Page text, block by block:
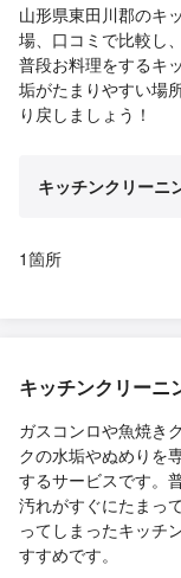
山形県東田川郡のキ
場、口コミで比較し
普段お料理をするキ
垢がたまりやすい場
り戻しましょう！
キッチンクリーニ
1箇所
キッチンクリーニ
ガスコンロや魚焼き
クの水垢やぬめりを
するサービスです。
汚れがすぐにたまっ
ってしまったキッチ
すすめです。